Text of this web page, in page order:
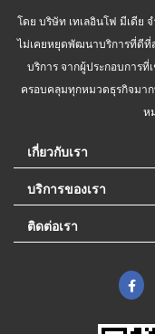
โดย บริษัท เทเลอินโฟ มีเดีย
ไม่เคยหยุดพัฒนาบริการที่ดีที่
บริการ จากผู้ประกอบการ
ครอบคลุมทุกหมวดธุรกิจมา
ห
เกี่ยวกับเรา
บริการของเรา
ติดต่อเรา